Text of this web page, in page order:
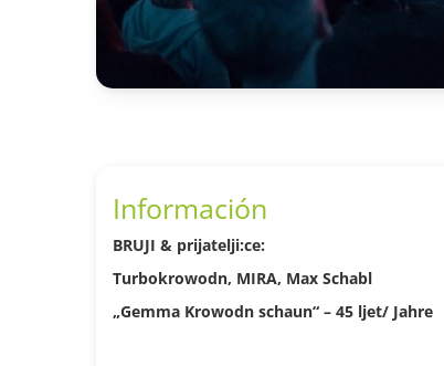
Información
BRUJI & prijatelji:ce:
Turbokrowodn, MIRA, Max Schabl
„Gemma Krowodn schaun“ – 45 ljet/ Jahre